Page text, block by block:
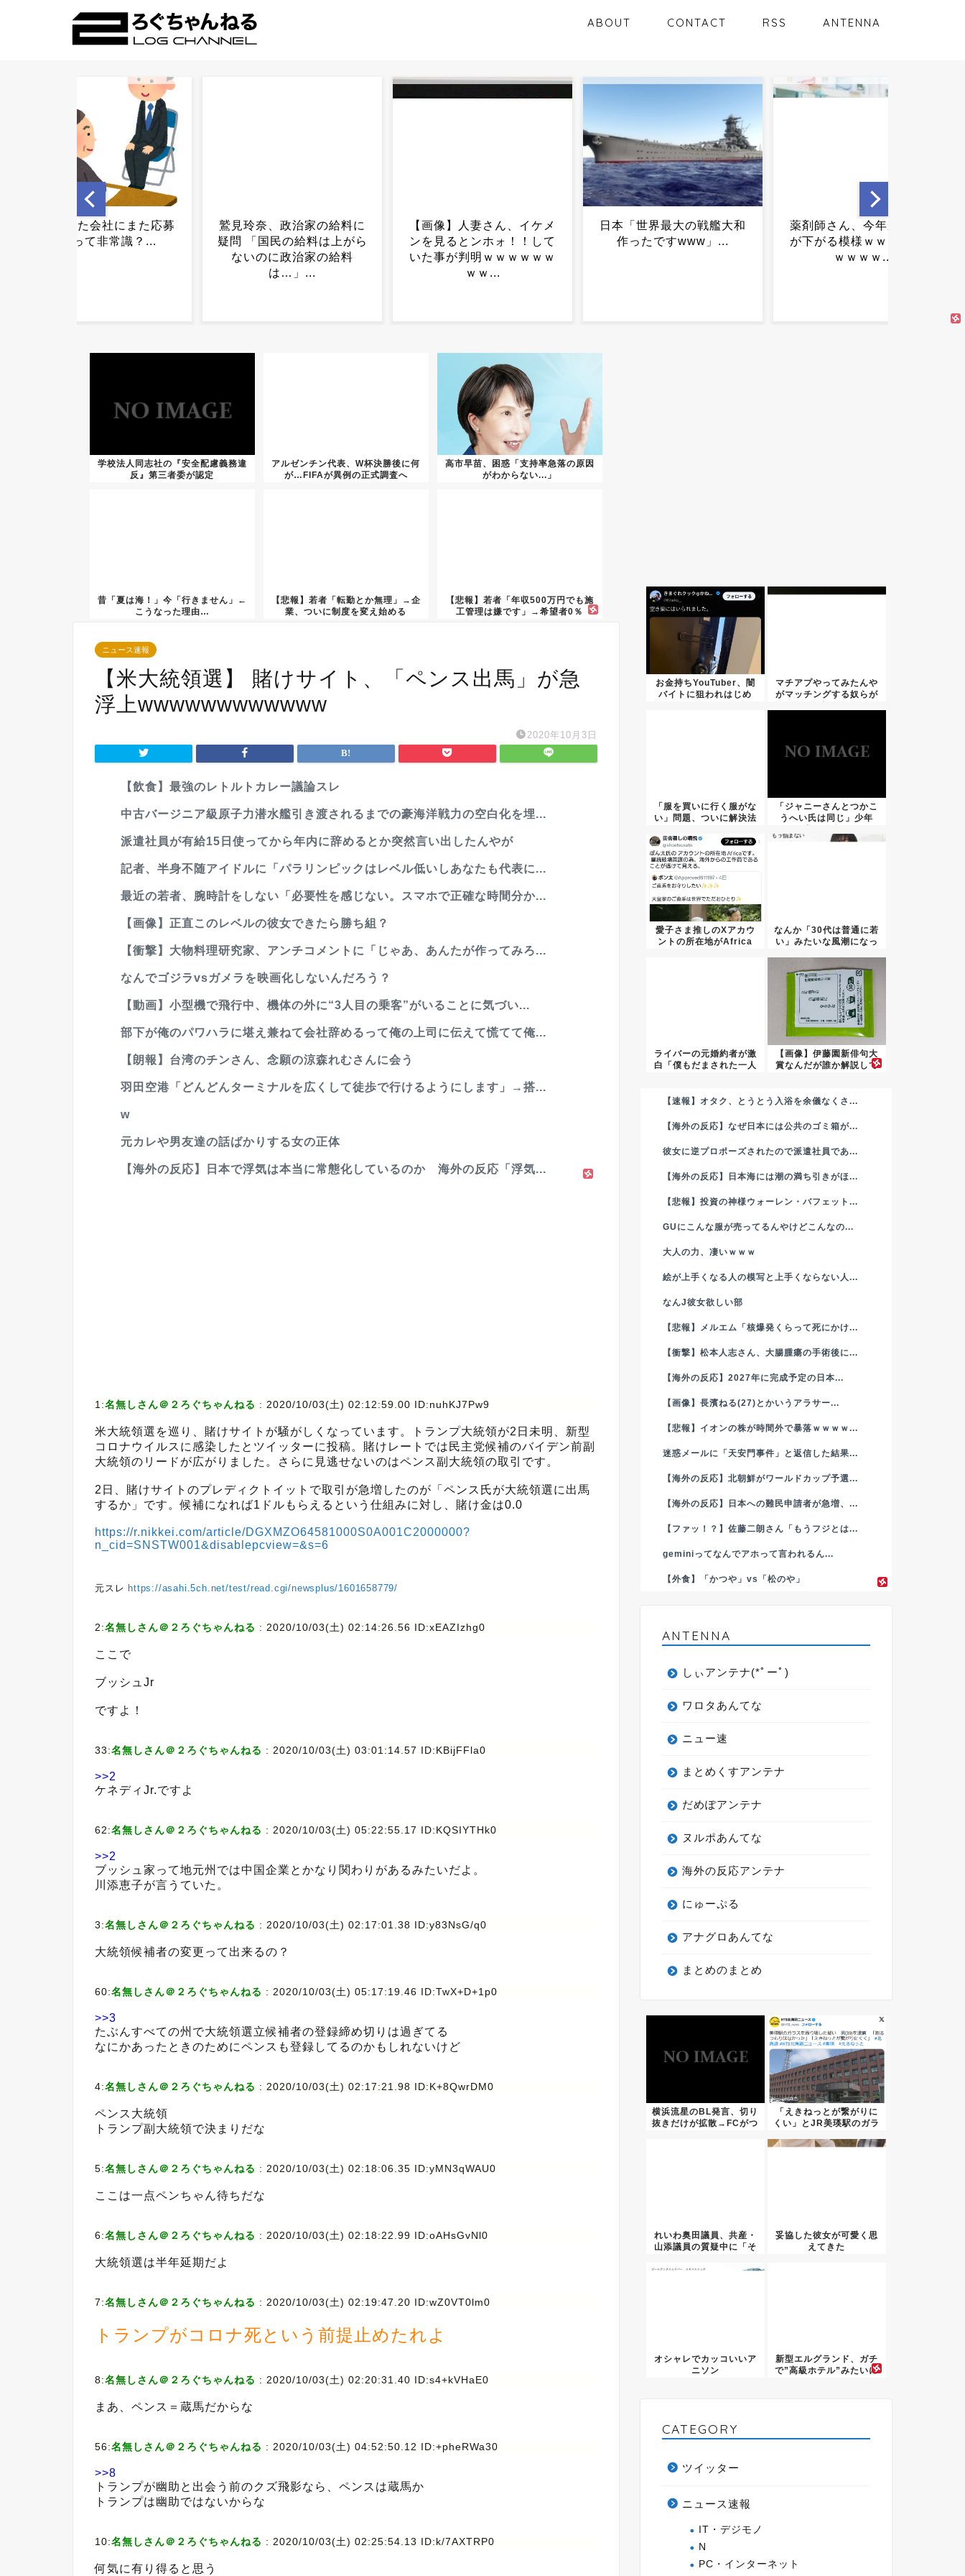
ABOUT CONTACT RSS ANTENNA
【画像】人妻さん、イケメ
ンを見るとンホォ！！して
いた事が判明ｗｗｗｗｗｗ
ｗｗ...
日本「世界最大の戦艦大和
作ったですwww」...
薬剤師さん、今年から年収
が下がる模様ｗｗｗｗｗｗ
ひろゆき、オファーが来
も絶対に断る仕事がこち
ｗｗｗｗｗｗｗｗ...
鷲見玲奈、政治家の給料に
疑問 「国民の給料は上がら
学校法人同志社の『安全配慮義務違
反』第三者委が認定
アルゼンチン代表、W杯決勝後に何
が…FIFAが異例の正式調査へ
高市早苗、困惑「支持率急落の原因
がわからない...」
昔「夏は海！」今「行きません」←
こうなった理由…
【悲報】若者「転勤とか無理」→企
業、ついに制度を変え始める
【悲報】若者「年収500万円でも施
工管理は嫌です」→希望者0％
ニュース速報
【米大統領選】 賭けサイト、「ペンス出馬」が急
浮上wwwwwwwwwwww
2020年10月3日
【飲食】最強のレトルトカレー議論スレ
中古バージニア級原子力潜水艦引き渡されるまでの豪海洋戦力の空白化を埋...
派遣社員が有給15日使ってから年内に辞めるとか突然言い出したんやが
記者、半身不随アイドルに「パラリンピックはレベル低いしあなたも代表に...
最近の若者、腕時計をしない「必要性を感じない。スマホで正確な時間分か...
【画像】正直このレベルの彼女できたら勝ち組？
【衝撃】大物料理研究家、アンチコメントに「じゃあ、あんたが作ってみろ...
なんでゴジラvsガメラを映画化しないんだろう？
【動画】小型機で飛行中、機体の外に“3人目の乗客”がいることに気づい...
部下が俺のパワハラに堪え兼ねて会社辞めるって俺の上司に伝えて慌てて俺...
【朗報】台湾のチンさん、念願の涼森れむさんに会う
羽田空港「どんどんターミナルを広くして徒歩で行けるようにします」→搭...
w
元カレや男友達の話ばかりする女の正体
【海外の反応】日本で浮気は本当に常態化しているのか 海外の反応「浮気...
1:名無しさん＠２ろぐちゃんねる : 2020/10/03(土) 02:12:59.00 ID:nuhKJ7Pw9
米大統領選を巡り、賭けサイトが騒がしくなっています。トランプ大統領が2日未明、新型
コロナウイルスに感染したとツイッターに投稿。賭けレートでは民主党候補のバイデン前副
大統領のリードが広がりました。さらに見逃せないのはペンス副大統領の取引です。
2日、賭けサイトのプレディクトイットで取引が急増したのが「ペンス氏が大統領選に出馬
するか」です。候補になれば1ドルもらえるという仕組みに対し、賭け金は0.0
https://r.nikkei.com/article/DGXMZO64581000S0A001C2000000?
n_cid=SNSTW001&disablepcview=&s=6
元スレ https://asahi.5ch.net/test/read.cgi/newsplus/1601658779/
2:名無しさん＠２ろぐちゃんねる : 2020/10/03(土) 02:14:26.56 ID:xEAZIzhg0
ここで
ブッシュJr
ですよ！
33:名無しさん＠２ろぐちゃんねる : 2020/10/03(土) 03:01:14.57 ID:KBijFFla0
>>2
ケネディJr.ですよ
62:名無しさん＠２ろぐちゃんねる : 2020/10/03(土) 05:22:55.17 ID:KQSIYTHk0
>>2
ブッシュ家って地元州では中国企業とかなり関わりがあるみたいだよ。
川添恵子が言うていた。
3:名無しさん＠２ろぐちゃんねる : 2020/10/03(土) 02:17:01.38 ID:y83NsG/q0
大統領候補者の変更って出来るの？
60:名無しさん＠２ろぐちゃんねる : 2020/10/03(土) 05:17:19.46 ID:TwX+D+1p0
>>3
たぶんすべての州で大統領選立候補者の登録締め切りは過ぎてる
なにかあったときのためにペンスも登録してるのかもしれないけど
4:名無しさん＠２ろぐちゃんねる : 2020/10/03(土) 02:17:21.98 ID:K+8QwrDM0
ペンス大統領
トランプ副大統領で決まりだな
5:名無しさん＠２ろぐちゃんねる : 2020/10/03(土) 02:18:06.35 ID:yMN3qWAU0
ここは一点ペンちゃん待ちだな
6:名無しさん＠２ろぐちゃんねる : 2020/10/03(土) 02:18:22.99 ID:oAHsGvNl0
大統領選は半年延期だよ
7:名無しさん＠２ろぐちゃんねる : 2020/10/03(土) 02:19:47.20 ID:wZ0VT0lm0
トランプがコロナ死という前提止めたれよ
8:名無しさん＠２ろぐちゃんねる : 2020/10/03(土) 02:20:31.40 ID:s4+kVHaE0
まあ、ペンス＝蔵馬だからな
56:名無しさん＠２ろぐちゃんねる : 2020/10/03(土) 04:52:50.12 ID:+pheRWa30
>>8
トランプが幽助と出会う前のクズ飛影なら、ペンスは蔵馬か
トランプは幽助ではないからな
10:名無しさん＠２ろぐちゃんねる : 2020/10/03(土) 02:25:54.13 ID:k/7AXTRP0
何気に有り得ると思う
お金持ちYouTuber、闇
バイトに狙われはじめ
マチアプやってみたんや
がマッチングする奴らが
「服を買いに行く服がな
い」問題、ついに解決法
「ジャニーさんとつかこ
うへい氏は同じ」少年
愛子さま推しのXアカウ
ントの所在地がAfrica
なんか「30代は普通に若
い」みたいな風潮になっ
ライバーの元婚約者が激
白「僕もだまされた一人
【画像】伊藤園新俳句大
賞なんだが誰か解説して
【速報】オタク、とうとう入浴を余儀なくさ...
【海外の反応】なぜ日本には公共のゴミ箱が...
彼女に逆プロポーズされたので派遣社員であ...
【海外の反応】日本海には潮の満ち引きがほ...
【悲報】投資の神様ウォーレン・バフェット...
GUにこんな服が売ってるんやけどこんなの...
大人の力、凄いｗｗｗ
絵が上手くなる人の模写と上手くならない人...
なんJ彼女欲しい部
【悲報】メルエム「核爆発くらって死にかけ...
【衝撃】松本人志さん、大腸腫瘍の手術後に...
【海外の反応】2027年に完成予定の日本...
【画像】長濱ねる(27)とかいうアラサー...
【悲報】イオンの株が時間外で暴落ｗｗｗｗ...
迷惑メールに「天安門事件」と返信した結果...
【海外の反応】北朝鮮がワールドカップ予選...
【海外の反応】日本への難民申請者が急増、...
【ファッ！？】佐藤二朗さん「もうフジとは...
geminiってなんでアホって言われるん...
【外食】「かつや」vs「松のや」
ANTENNA
しぃアンテナ(*ﾟーﾟ)
ワロタあんてな
ニュー速
まとめくすアンテナ
だめぽアンテナ
ヌルポあんてな
海外の反応アンテナ
にゅーぷる
アナグロあんてな
まとめのまとめ
横浜流星のBL発言、切り
抜きだけが拡散→FCがつ
「えきねっとが繋がりに
くい」とJR美瑛駅のガラ
れいわ奥田議員、共産・
山添議員の質疑中に「そ
妥協した彼女が可愛く思
えてきた
オシャレでカッコいいア
ニソン
新型エルグランド、ガチ
で”高級ホテル”みたいに
CATEGORY
ツイッター
ニュース速報
IT・デジモノ
N
PC・インターネット